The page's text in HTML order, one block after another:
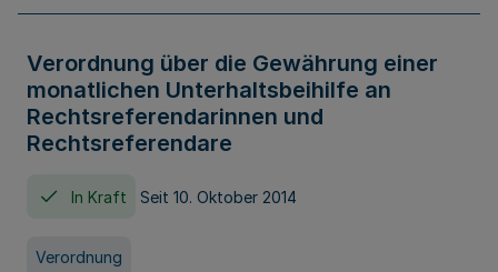
Verordnung über die Gewährung einer
monatlichen Unterhaltsbeihilfe an
Rechtsreferendarinnen und
Rechtsreferendare
In Kraft Seit 10. Oktober 2014
Verordnung